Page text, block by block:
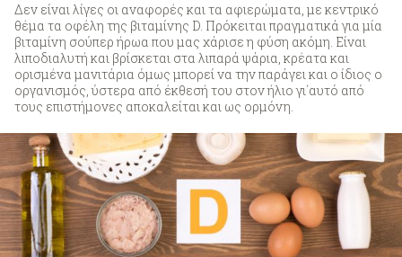
Δεν είναι λίγες οι αναφορές και τα αφιερώματα, με κεντρικό
θέμα τα οφέλη της βιταμίνης D. Πρόκειται πραγματικά για μία
βιταμίνη σούπερ ήρωα που μας χάρισε η φύση ακόμη. Είναι
λιποδιαλυτή και βρίσκεται στα λιπαρά ψάρια, κρέατα και
ορισμένα μανιτάρια όμως μπορεί να την παράγει και ο ίδιος ο
οργανισμός, ύστερα από έκθεσή του στον ήλιο γι΄αυτό από
τους επιστήμονες αποκαλείται και ως ορμόνη.